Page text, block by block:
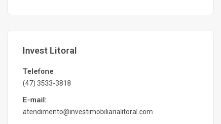
Invest Litoral
Telefone
(47) 3533-3818
E-mail:
atendimento@investimobiliarialitoral.com